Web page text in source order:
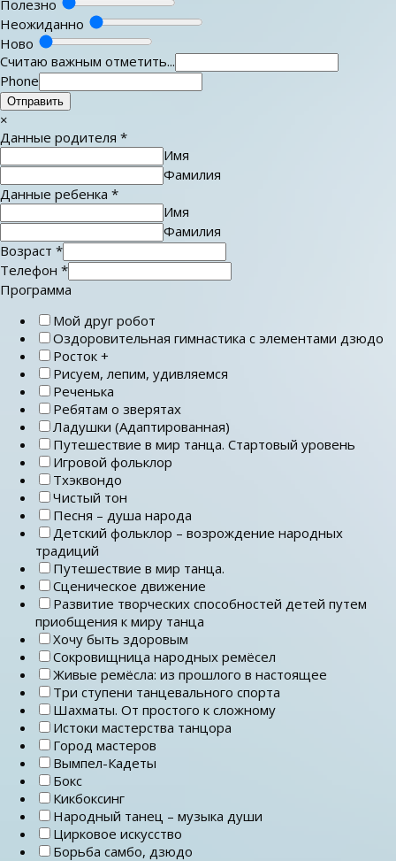
Полезно
Неожиданно
Ново
Считаю важным отметить...
Phone
Отправить
×
Данные родителя *
Имя
Фамилия
Данные ребенка *
Имя
Фамилия
Возраст *
Телефон *
Программа
Мой друг робот
Оздоровительная гимнастика с элементами дзюдо
Росток +
Рисуем, лепим, удивляемся
Реченька
Ребятам о зверятах
Ладушки (Адаптированная)
Путешествие в мир танца. Стартовый уровень
Игровой фольклор
Тхэквондо
Чистый тон
Песня – душа народа
Детский фольклор – возрождение народных
традиций
Путешествие в мир танца.
Сценическое движение
Развитие творческих способностей детей путем
приобщения к миру танца
Хочу быть здоровым
Сокровищница народных ремёсел
Живые ремёсла: из прошлого в настоящее
Три ступени танцевального спорта
Шахматы. От простого к сложному
Истоки мастерства танцора
Город мастеров
Вымпел-Кадеты
Бокс
Кикбоксинг
Народный танец – музыка души
Цирковое искусство
Борьба самбо, дзюдо